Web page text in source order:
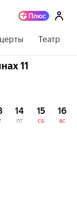
Театр
11
14
ПТ
15
СБ
16
ВС